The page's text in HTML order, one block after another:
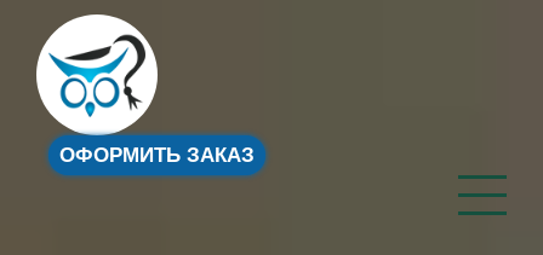
ОФОРМИТЬ ЗАКАЗ